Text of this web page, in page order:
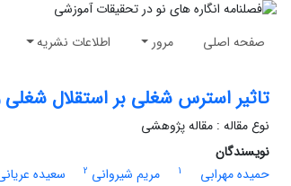
صفحه اصلی مرور اطلاعات نشریه
تاثیر استرس شغلی بر استقلال
نوع مقاله : مقاله پژوهشی
نویسندگان
حمیده مهرابی
1 مریم شیروانی 2 سعیده